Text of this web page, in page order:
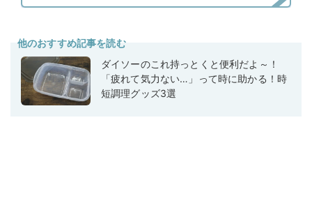
他のおすすめ記事を読む
ダイソーのこれ持っとくと便利だよ～！
「疲れて気力ない…」って時に助かる！時
短調理グッズ3選